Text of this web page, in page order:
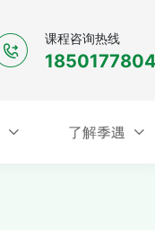
课程咨询热线
了解季遇